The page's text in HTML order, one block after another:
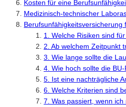
Kosten für eine
Medizinisch-technischer
1. Welche Risiken sind
2. Ab welchem Zeitpunkt
3. Wie lange sollte die
4. Wie hoch sollte die
5. Ist eine nachträgliche
6. Welche Kriterien sind
7. Was passiert, wenn